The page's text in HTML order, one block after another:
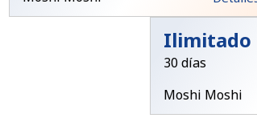
Ilimitado
30 días
Moshi Moshi